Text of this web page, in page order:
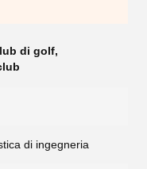
di golf,
di ingegneria